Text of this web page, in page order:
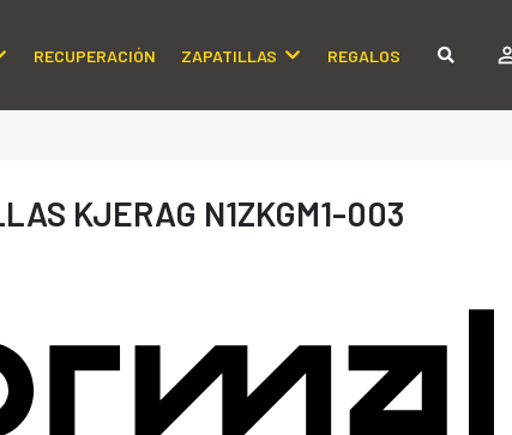
RECUPERACIÓN ZAPATILLAS REGALOS
KJERAG N1ZKGM1-003